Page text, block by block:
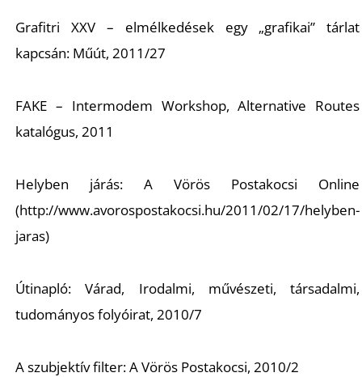
Grafitri XXV – elmélkedések egy „grafikai” tárlat
kapcsán: Műút, 2011/27
FAKE – Intermodem Workshop, Alternative Routes
katalógus, 2011
Helyben járás: A Vörös Postakocsi Online
(http://www.avorospostakocsi.hu/2011/02/17/helyben-
jaras)
Útinapló: Várad, Irodalmi, művészeti, társadalmi,
tudományos folyóirat, 2010/7
A szubjektív filter: A Vörös Postakocsi, 2010/2